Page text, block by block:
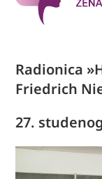
Radionica
Friedrich
27.